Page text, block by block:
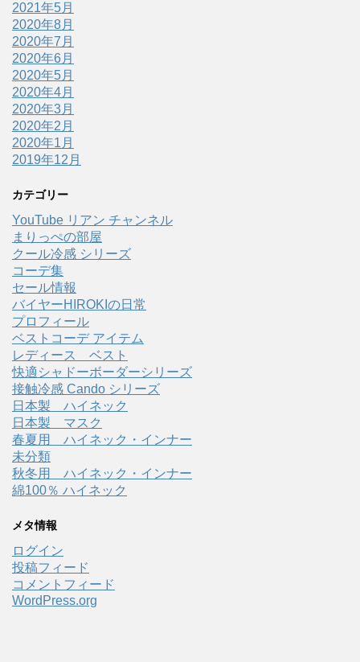
2021年5月
2020年8月
2020年7月
2020年6月
2020年5月
2020年4月
2020年3月
2020年2月
2020年1月
2019年12月
カテゴリー
YouTube リアン チャンネル
まりっぺの部屋
クール冷感 シリーズ
コーデ集
セール情報
バイヤーHIROKIの日常
プロフィール
ベストコーデ アイテム
レディース ベスト
快適シャドーボーダーシリーズ
接触冷感 Cando シリーズ
日本製 ハイネック
日本製 マスク
春夏用 ハイネック・インナー
未分類
秋冬用 ハイネック・インナー
綿100％ ハイネック
メタ情報
ログイン
投稿フィード
コメントフィード
WordPress.org